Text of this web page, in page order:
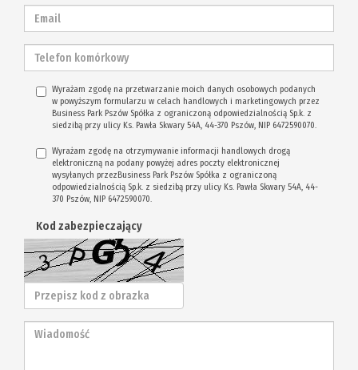
Wyrażam zgodę na przetwarzanie moich danych osobowych podanych
w powyższym formularzu w celach handlowych i marketingowych przez
Business Park Pszów Spółka z ograniczoną odpowiedzialnością Sp.k. z
siedzibą przy ulicy Ks. Pawła Skwary 54A, 44-370 Pszów, NIP 6472590070.
Wyrażam zgodę na otrzymywanie informacji handlowych drogą
elektroniczną na podany powyżej adres poczty elektronicznej
wysyłanych przezBusiness Park Pszów Spółka z ograniczoną
odpowiedzialnością Sp.k. z siedzibą przy ulicy Ks. Pawła Skwary 54A, 44-
370 Pszów, NIP 6472590070.
Kod zabezpieczający